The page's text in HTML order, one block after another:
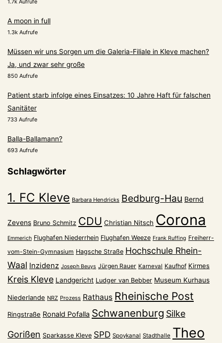
1.7k Aufrufe
A moon in full
1.3k Aufrufe
Müssen wir uns Sorgen um die Galeria-Filiale in Kleve machen?
Ja, und zwar sehr große
850 Aufrufe
Patient starb infolge eines Einsatzes: 10 Jahre Haft für falschen
Sanitäter
733 Aufrufe
Balla-Ballamann?
693 Aufrufe
Schlagwörter
1. FC Kleve Barbara Hendricks Bedburg-Hau Bernd
Zevens Bruno Schmitz CDU Christian Nitsch Corona
Emmerich Flughafen Niederrhein Flughafen Weeze Frank Ruffing Freiherr-
vom-Stein-Gymnasium Hagsche Straße Hochschule Rhein-
Waal Inzidenz Joseph Beuys Jürgen Rauer Karneval Kaufhof Kirmes
Kreis Kleve Landgericht Ludger van Bebber Museum Kurhaus
Niederlande NRZ Prozess Rathaus Rheinische Post
Ringstraße Ronald Pofalla Schwanenburg Silke
Gorißen Sparkasse Kleve SPD Spoykanal Stadthalle Theo